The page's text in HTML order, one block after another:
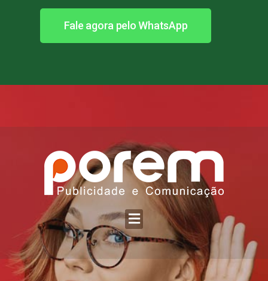
Fale agora pelo WhatsApp